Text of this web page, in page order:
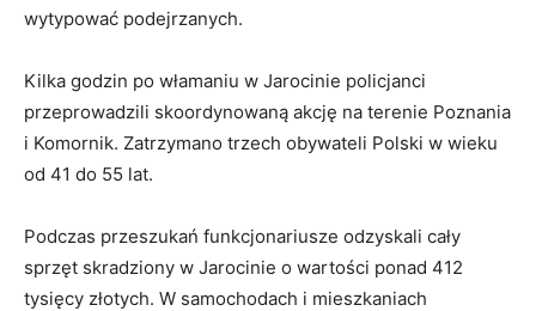
wytypować podejrzanych.
Kilka godzin po włamaniu w Jarocinie policjanci
przeprowadzili skoordynowaną akcję na terenie Poznania
i Komornik. Zatrzymano trzech obywateli Polski w wieku
od 41 do 55 lat.
Podczas przeszukań funkcjonariusze odzyskali cały
sprzęt skradziony w Jarocinie o wartości ponad 412
tysięcy złotych. W samochodach i mieszkaniach